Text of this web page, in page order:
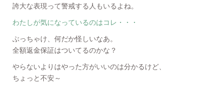
誇大な表現って警戒する人もいるよね。
わたしが気になっているのはコレ・・・
ぶっちゃけ、何だか怪しいなあ。
全額返金保証はついてるのかな？
やらないよりはやった方がいいのは分かるけど、
ちょっと不安～